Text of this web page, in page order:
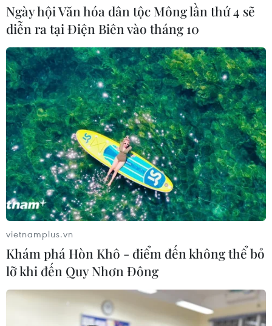
Ngày hội Văn hóa dân tộc Mông lần thứ 4 sẽ
diễn ra tại Điện Biên vào tháng 10
vietnamplus.vn
Khám phá Hòn Khô - điểm đến không thể bỏ
lỡ khi đến Quy Nhơn Đông